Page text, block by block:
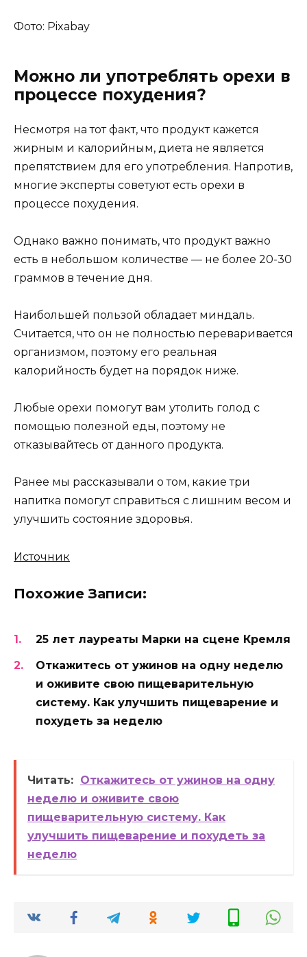
Фото: Pixabay
Можно ли употреблять орехи в
процессе похудения?
Несмотря на тот факт, что продукт кажется
жирным и калорийным, диета не является
препятствием для его употребления. Напротив,
многие эксперты советуют есть орехи в
процессе похудения.
Однако важно понимать, что продукт важно
есть в небольшом количестве — не более 20-30
граммов в течение дня.
Наибольшей пользой обладает миндаль.
Считается, что он не полностью переваривается
организмом, поэтому его реальная
калорийность будет на порядок ниже.
Любые орехи помогут вам утолить голод с
помощью полезной еды, поэтому не
отказывайтесь от данного продукта.
Ранее мы рассказывали о том, какие три
напитка помогут справиться с лишним весом и
улучшить состояние здоровья.
Источник
Похожие Записи:
25 лет лауреаты Марки на сцене Кремля
Откажитесь от ужинов на одну неделю
и оживите свою пищеварительную
систему. Как улучшить пищеварение и
похудеть за неделю
Читать: Откажитесь от ужинов на одну
неделю и оживите свою
пищеварительную систему. Как
улучшить пищеварение и похудеть за
неделю